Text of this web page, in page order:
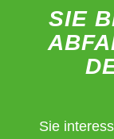
SIE
Sie